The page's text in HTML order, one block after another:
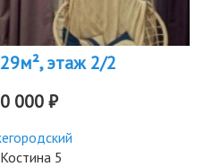
этаж 2/2
000 ₽
5